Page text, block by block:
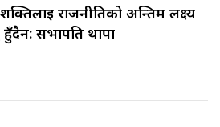
राजनीतिको अन्तिम लक्ष्य
सभापति थापा